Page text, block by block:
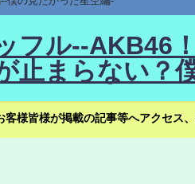
フル--AKB46
止まらない？
客様皆様が掲載の記事等へアクセス